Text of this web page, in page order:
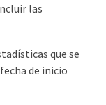
las
que se
de inicio